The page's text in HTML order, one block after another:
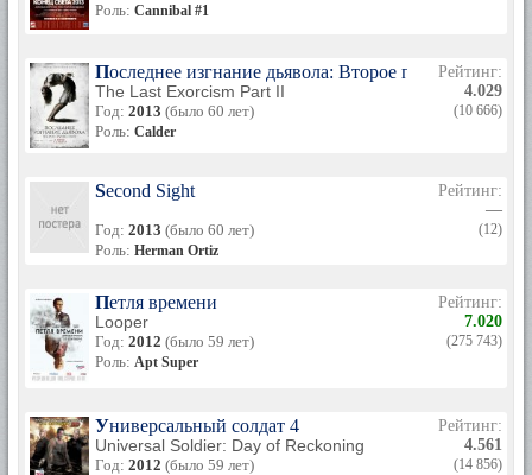
Роль: Cannibal #1
Последнее изгнание дьявола: Второе пришествие
The Last Exorcism Part II
Год: 2013 (было 60 лет)
Роль: Calder
Рейтинг:
4.029
(10 666)
Second Sight
Год: 2013 (было 60 лет)
Роль: Herman Ortiz
Рейтинг:
—
(12)
Петля времени
Looper
Год: 2012 (было 59 лет)
Роль: Apt Super
Рейтинг:
7.020
(275 743)
Универсальный солдат 4
Universal Soldier: Day of Reckoning
Год: 2012 (было 59 лет)
Рейтинг:
4.561
(14 856)